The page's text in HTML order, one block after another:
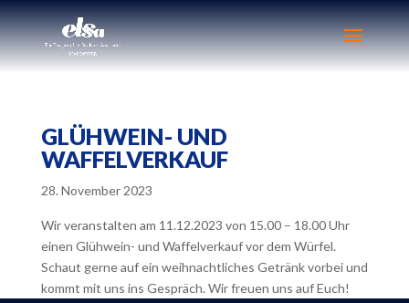
GLÜHWEIN- UND
WAFFELVERKAUF
28. November 2023
Wir veranstalten am 11.12.2023 von 15.00 – 18.00 Uhr
einen Glühwein- und Waffelverkauf vor dem Würfel.
Schaut gerne auf ein weihnachtliches Getränk vorbei und
kommt mit uns ins Gespräch. Wir freuen uns auf Euch!